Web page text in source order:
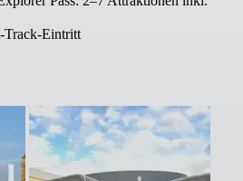
Track-Eintritt